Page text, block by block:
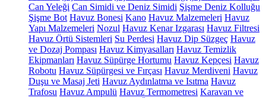
Can Yeleği Can Simidi ve Deniz Simidi Şişme Deniz Kolluğu
Şişme Bot Havuz Bonesi Kano Havuz Malzemeleri Havuz
Yapı Malzemeleri Nozul Havuz Kenar Izgarası Havuz Filtresi
Havuz Örtü Sistemleri Su Perdesi Havuz Dip Süzgeç Havuz
ve Dozaj Pompası Havuz Kimyasalları Havuz Temizlik
Ekipmanları Havuz Süpürge Hortumu Havuz Kepçesi Havuz
Robotu Havuz Süpürgesi ve Fırçası Havuz Merdiveni Havuz
Duşu ve Masaj Jeti Havuz Aydınlatma ve Isıtma Havuz
Trafosu Havuz Ampulü Havuz Termometresi Karavan ve